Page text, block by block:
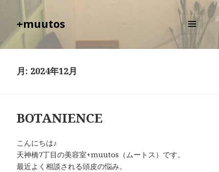
+muutos
メニュ
ーとウ
月: 2024年12月
BOTANIENCE
こんにちは♪
天神橋7丁目の美容室+muutos（ムートス）です。
最近よく相談される頭皮の悩み。